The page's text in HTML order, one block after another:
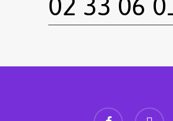
facebook instagram